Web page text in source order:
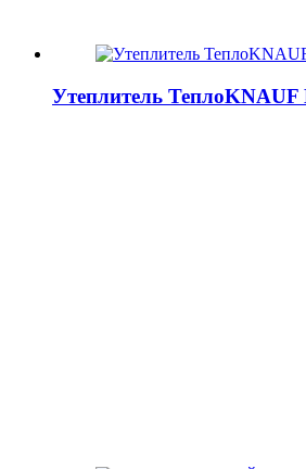
Утеплитель ТеплоKNAUF